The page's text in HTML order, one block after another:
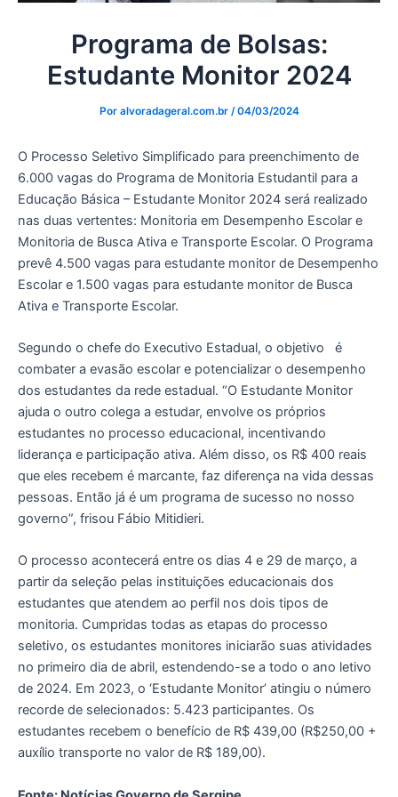
Programa de Bolsas:
Estudante Monitor 2024
Por alvoradageral.com.br /04/03/2024
O Processo Seletivo Simplificado para preenchimento de
6.000 vagas do Programa de Monitoria Estudantil para a
Educação Básica – Estudante Monitor 2024 será realizado
nas duas vertentes: Monitoria em Desempenho Escolar e
Monitoria de Busca Ativa e Transporte Escolar. O Programa
prevê 4.500 vagas para estudante monitor de Desempenho
Escolar e 1.500 vagas para estudante monitor de Busca
Ativa e Transporte Escolar.
Segundo o chefe do Executivo Estadual, o objetivo é
combater a evasão escolar e potencializar o desempenho
dos estudantes da rede estadual. “O Estudante Monitor
ajuda o outro colega a estudar, envolve os próprios
estudantes no processo educacional, incentivando
liderança e participação ativa. Além disso, os R$ 400 reais
que eles recebem é marcante, faz diferença na vida dessas
pessoas. Então já é um programa de sucesso no nosso
governo”, frisou Fábio Mitidieri.
O processo acontecerá entre os dias 4 e 29 de março, a
partir da seleção pelas instituições educacionais dos
estudantes que atendem ao perfil nos dois tipos de
monitoria. Cumpridas todas as etapas do processo
seletivo, os estudantes monitores iniciarão suas atividades
no primeiro dia de abril, estendendo-se a todo o ano letivo
de 2024. Em 2023, o ‘Estudante Monitor’ atingiu o número
recorde de selecionados: 5.423 participantes. Os
estudantes recebem o benefício de R$ 439,00 (R$250,00 +
auxílio transporte no valor de R$ 189,00).